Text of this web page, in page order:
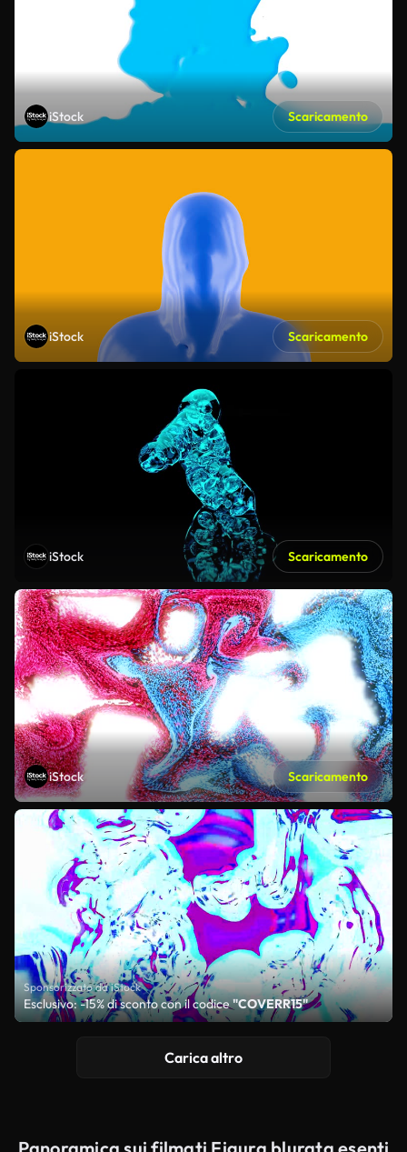
iStock Scaricamento
iStock Scaricamento
iStock Scaricamento
iStock Scaricamento
Sponsorizzato da iStock
Esclusivo: -15% di sconto con il codice"COVERR15"
Carica altro